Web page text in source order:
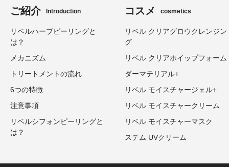
ご紹介 Introduction
リベルハーブピーリングと
は？
メカニズム
トリートメントの流れ
6つの特徴
注意事項
リベルシフォンピーリングと
は？
コスメ cosmetics
リベル クリアグロウクレンジン
グ
リベル クリアホイップフォーム
ダーマテリアル+
リベル モイスチャージェル+
リベル モイスチャークリーム
リベル モイスチャーマスク
ステム UVクリーム